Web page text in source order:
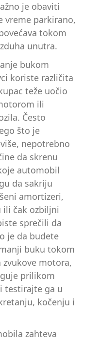
je obaviti
vreme parkirano,
tokom
unutra.
bukom
koriste različita
teže uočio
ili
Često
što je
nepotrebno
da skrenu
automobil
da sakriju
amortizeri,
ili čak ozbiljni
sprečili da
je da budete
buku tokom
motora,
prilikom
testirajte ga u
kočenju i
zahteva